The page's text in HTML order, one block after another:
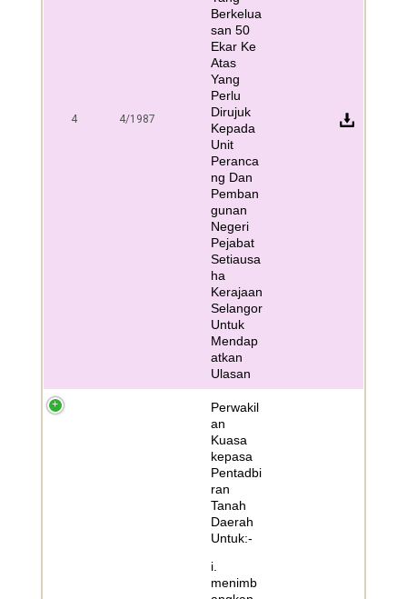
4 4/1987
Berkelua
san 50
Ekar Ke
Atas
Yang
Perlu
Dirujuk
Kepada
Unit
Peranca
ng Dan
Pemban
gunan
Negeri
Pejabat
Setiausa
ha
Kerajaan
Selangor
Untuk
Mendap
atkan
Ulasan
Perwakil
an
Kuasa
kepasa
Pentadbi
ran
Tanah
Daerah
Untuk:-
i.
menimb